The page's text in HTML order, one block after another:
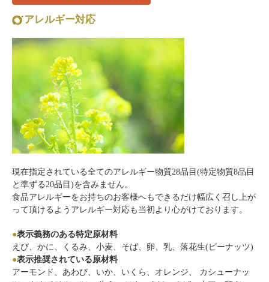
アレルギー対応
現在指定されている全てのアレルギー物質28品目(特定物質8品目
と準ずる20品目)を含みません。
食品アレルギーをお持ちのお客様へもできるだけ幅広く召し上が
って頂けるようアレルギー対応も当初より心がけております。
●表示義務のある特定原材料
えび、かに、くるみ、小麦、そば、卵、乳、落花生(ピーナッツ)
●表示推奨されている原材料
アーモンド、あわび、いか、いくら、オレンジ、 カシューナッ